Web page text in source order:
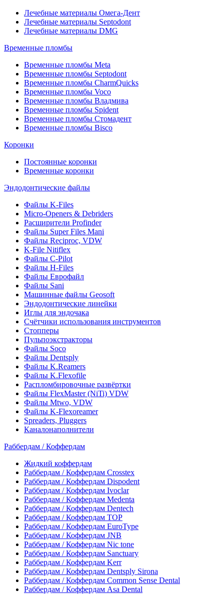
Лечебные материалы Омега-Дент
Лечебные материалы Septodont
Лечебные материалы DMG
Временные пломбы
Временные пломбы Meta
Временные пломбы Septodont
Временные пломбы CharmQuicks
Временные пломбы Voco
Временные пломбы Владмива
Временные пломбы Spident
Временные пломбы Стомадент
Временные пломбы Bisco
Коронки
Постоянные коронки
Временные коронки
Эндодонтические файлы
Файлы K-Files
Micro-Openers & Debriders
Расширители Profinder
Файлы Super Files Mani
Файлы Reciproc, VDW
K-File Nitiflex
Файлы C-Pilot
Файлы H-Files
Файлы Еврофайл
Файлы Sani
Машинные файлы Geosoft
Эндодонтические линейки
Иглы для эндочака
Счётчики использования инструментов
Стопперы
Пульпоэкстракторы
Файлы Soco
Файлы Dentsply
Файлы K.Reamers
Файлы K.Flexofile
Распломбировочные развёртки
Файлы FlexMaster (NiTi) VDW
Файлы Mtwo, VDW
Файлы K-Flexoreamer
Spreaders, Pluggers
Каналонаполнители
Раббердам / Коффердам
Жидкий коффердам
Раббердам / Коффердам Crosstex
Раббердам / Коффердам Dispodent
Раббердам / Коффердам Ivoclar
Раббердам / Коффердам Medenta
Раббердам / Коффердам Dentech
Раббердам / Коффердам ТОР
Раббердам / Коффердам EuroType
Раббердам / Коффердам JNB
Раббердам / Коффердам Nic tone
Раббердам / Коффердам Sanctuary
Раббердам / Коффердам Kerr
Раббердам / Коффердам Dentsply Sirona
Раббердам / Коффердам Common Sense Dental
Раббердам / Коффердам Asa Dental